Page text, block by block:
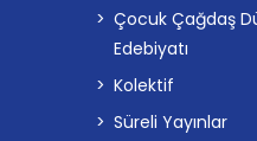
Çocuk Çağdaş
Edebiyatı
Kolektif
Süreli Yayınlar